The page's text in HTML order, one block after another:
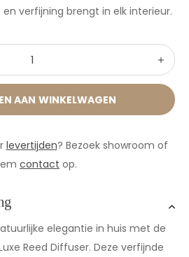
verfijning brengt in elk interieur.
AAN WINKELWAGEN
levertijden? Bezoek showroom of
contact op.
elegantie in huis met de
Reed Diffuser. Deze verfijnde